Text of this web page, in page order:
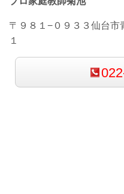
〒９８１−０９３３仙台市
１